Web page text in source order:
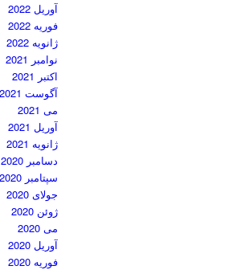
آوریل 2022
فوریه 2022
ژانویه 2022
نوامبر 2021
اکتبر 2021
آگوست 2021
می 2021
آوریل 2021
ژانویه 2021
دسامبر 2020
سپتامبر 2020
جولای 2020
ژوئن 2020
می 2020
آوریل 2020
فوریه 2020